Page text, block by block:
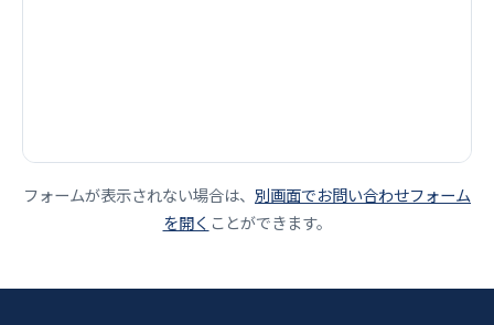
フォームが表示されない場合は、 別画面でお問い合わせフォーム
を開く ことができます。